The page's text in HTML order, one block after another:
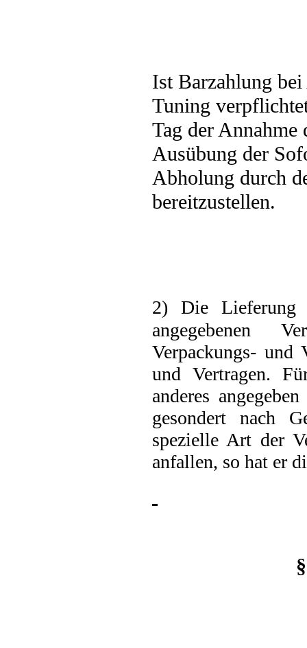
Ist Barzahlung
Tuning
Tag der Annahme
Ausübung der
Abholung durch
bereitzustellen.
2) Die
angegebenen
Verpackungs- und
und Vertragen.
anderes
gesondert nach
spezielle Art der
anfallen, so hat er